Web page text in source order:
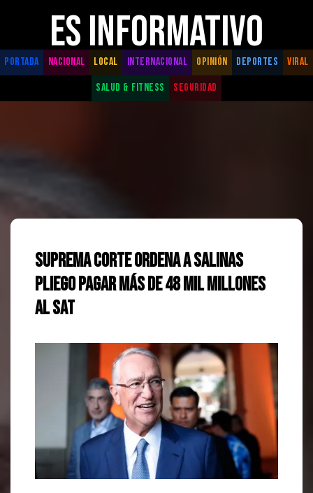
ES INFORMATIVO
PORTADA NACIONAL LOCAL INTERNACIONAL OPINIÓN DEPORTES
VIRAL
SALUD & FITNESS
SEGURIDAD
Suprema Corte ordena a Salinas
Pliego pagar más de 48 mil millones
al SAT